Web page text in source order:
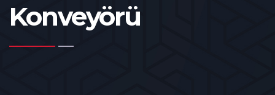
Konveyörü